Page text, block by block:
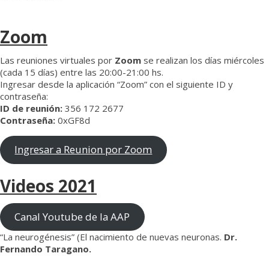
Zoom
Las reuniones virtuales por Zoom se realizan los días miércoles
(cada 15 días) entre las 20:00-21:00 hs.
Ingresar desde la aplicación “Zoom” con el siguiente ID y
contraseña:
ID de reunión: 356 172 2677
Contraseña: 0xGF8d
Ingresar a Reunion por Zoom
Videos 2021
Canal Youtube de la AAP
“La neurogénesis” (El nacimiento de nuevas neuronas. Dr.
Fernando Taragano.